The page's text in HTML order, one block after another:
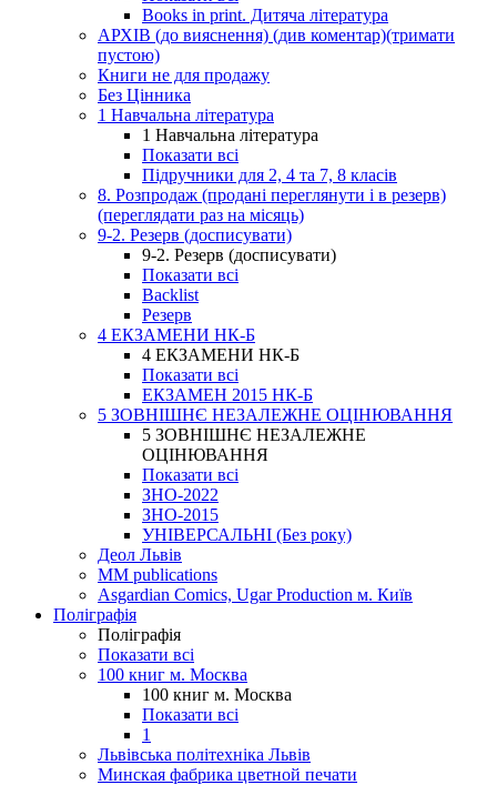
Books in print. Дитяча література
АРХІВ (до вияснення) (див коментар)(тримати
пустою)
Книги не для продажу
Без Цінника
1 Навчальна література
1 Навчальна література
Показати всі
Підручники для 2, 4 та 7, 8 класів
8. Розпродаж (продані переглянути і в резерв)
(переглядати раз на місяць)
9-2. Резерв (досписувати)
9-2. Резерв (досписувати)
Показати всі
Backlist
Резерв
4 ЕКЗАМЕНИ НК-Б
4 ЕКЗАМЕНИ НК-Б
Показати всі
ЕКЗАМЕН 2015 НК-Б
5 ЗОВНІШНЄ НЕЗАЛЕЖНЕ ОЦІНЮВАННЯ
5 ЗОВНІШНЄ НЕЗАЛЕЖНЕ
ОЦІНЮВАННЯ
Показати всі
ЗНО-2022
ЗНО-2015
УНІВЕРСАЛЬНІ (Без року)
Деол Львів
MM publications
Asgardian Comics, Ugar Production м. Київ
Поліграфія
Поліграфія
Показати всі
100 книг м. Москва
100 книг м. Москва
Показати всі
1
Львівська політехніка Львів
Минская фабрика цветной печати